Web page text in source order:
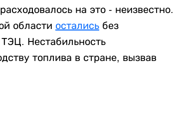
на это - неизвестно.
области остались без
Нестабильность
топлива в стране, вызвав